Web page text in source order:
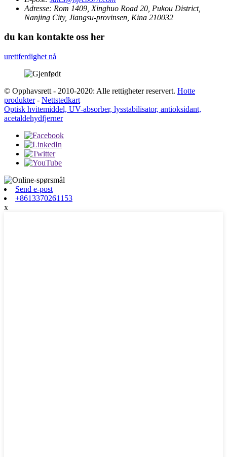
Adresse: Rom 1409, Xinghuo Road 20, Pukou District,
Nanjing City, Jiangsu-provinsen, Kina 210032
du kan kontakte oss her
urettferdighet nå
© Opphavsrett - 2010-2020: Alle rettigheter reservert. Hotte
produkter- Nettstedkart
Optisk hvitemiddel, UV-absorber, lysstabilisator, antioksidant,
acetaldehydfjerner
Send e-post
+8613370261153
x